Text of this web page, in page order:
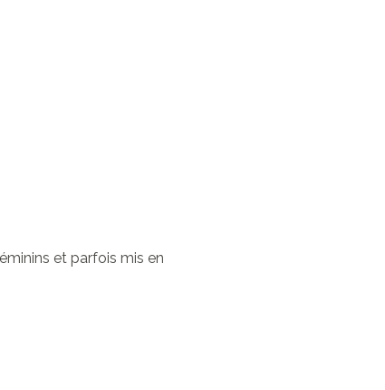
et parfois mis en